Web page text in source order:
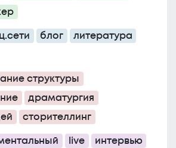
блог
литература
структуры
драматургия
сторителлинг
live
интервью